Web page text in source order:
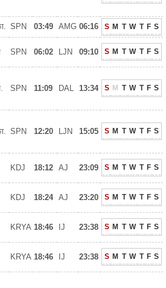
SPN 03:49 AMG 06:16 S M T W T F S
SPN 06:02 LJN 09:10 S M T W T F S
SPN 11:09 DAL 13:34 S M T W T F S
SPN 12:20 LJN 15:05 S M T W T F S
KDJ 18:12 AJ 23:09 S M T W T F S
KDJ 18:24 AJ 23:20 S M T W T F S
KRYA 18:46 IJ 23:38 S M T W T F S
KRYA 18:46 IJ 23:38 S M T W T F S